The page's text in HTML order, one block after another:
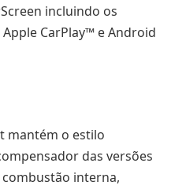
incluindo os
CarPlay™ e Android
mantém o estilo
das versões
interna,